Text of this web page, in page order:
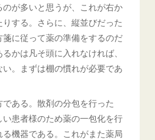
が多いと思うが、これが右か
する。さらに、縦並びだった
に従って薬の準備をするのだ
かは凡そ頭に入れなければ、
。まずは棚の慣れが必要であ
ある。散剤の分包を行った
患者様のため薬の一包化を行
機器である。これがまた薬局